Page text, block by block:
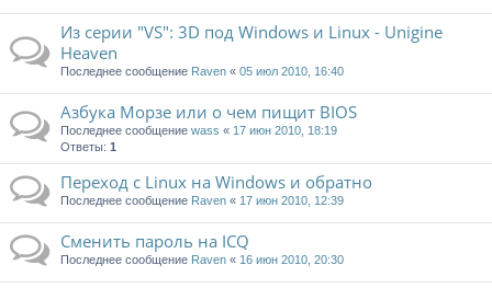
Из серии "VS": 3D под Windows и Linux - Unigine
Heaven
Последнее сообщение Raven « 05 июл 2010, 16:40
Азбука Морзе или о чем пищит BIOS
Последнее сообщение wass « 17 июн 2010, 18:19
Ответы: 1
Переход с Linux на Windows и обратно
Последнее сообщение Raven « 17 июн 2010, 12:39
Сменить пароль на ICQ
Последнее сообщение Raven « 16 июн 2010, 20:30